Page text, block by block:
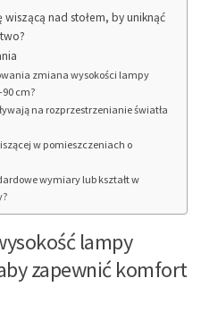
nad stołem, by uniknąć
zmiana wysokości lampy
cm?
na rozprzestrzenianie światła
w pomieszczeniach o
wymiary lub kształt w
lampy
zapewnić komfort